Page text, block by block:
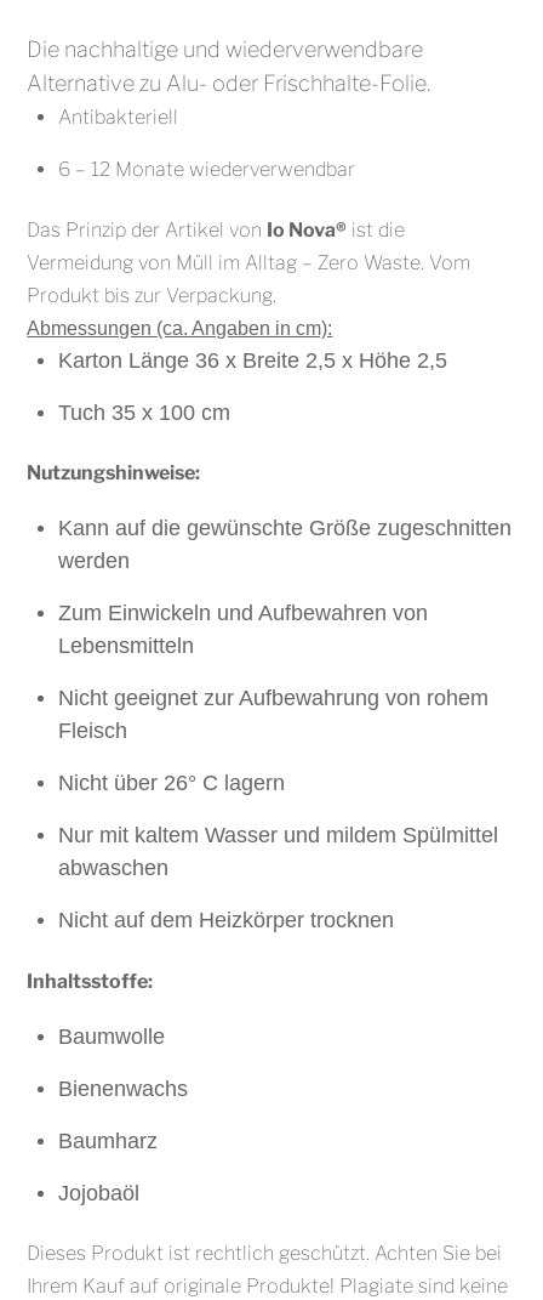
Die nachhaltige und wiederverwendbare
Alternative zu Alu- oder Frischhalte-Folie.
Antibakteriell
6 – 12 Monate wiederverwendbar
Das Prinzip der Artikel von Io Nova® ist die
Vermeidung von Müll im Alltag – Zero Waste. Vom
Produkt bis zur Verpackung.
Abmessungen (ca. Angaben in cm):
Karton Länge 36 x Breite 2,5 x Höhe 2,5
Tuch 35 x 100 cm
Nutzungshinweise:
Kann auf die gewünschte Größe zugeschnitten
werden
Zum Einwickeln und Aufbewahren von
Lebensmitteln
Nicht geeignet zur Aufbewahrung von rohem
Fleisch
Nicht über 26° C lagern
Nur mit kaltem Wasser und mildem Spülmittel
abwaschen
Nicht auf dem Heizkörper trocknen
Inhaltsstoffe:
Baumwolle
Bienenwachs
Baumharz
Jojobaöl
Dieses Produkt ist rechtlich geschützt. Achten Sie bei
Ihrem Kauf auf originale Produkte! Plagiate sind keine